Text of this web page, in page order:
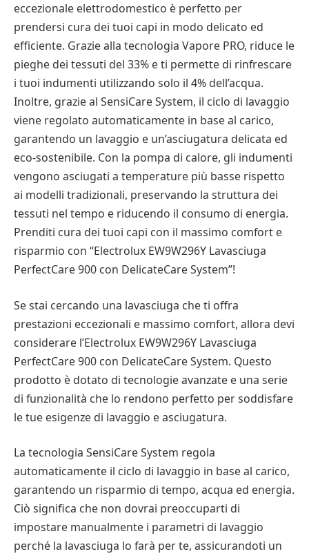
eccezionale elettrodomestico è perfetto per
prendersi cura dei tuoi capi in modo delicato ed
efficiente. Grazie alla tecnologia Vapore PRO, riduce le
pieghe dei tessuti del 33% e ti permette di rinfrescare
i tuoi indumenti utilizzando solo il 4% dell’acqua.
Inoltre, grazie al SensiCare System, il ciclo di lavaggio
viene regolato automaticamente in base al carico,
garantendo un lavaggio e un’asciugatura delicata ed
eco-sostenibile. Con la pompa di calore, gli indumenti
vengono asciugati a temperature più basse rispetto
ai modelli tradizionali, preservando la struttura dei
tessuti nel tempo e riducendo il consumo di energia.
Prenditi cura dei tuoi capi con il massimo comfort e
risparmio con “Electrolux EW9W296Y Lavasciuga
PerfectCare 900 con DelicateCare System”!
Se stai cercando una lavasciuga che ti offra
prestazioni eccezionali e massimo comfort, allora devi
considerare l’Electrolux EW9W296Y Lavasciuga
PerfectCare 900 con DelicateCare System. Questo
prodotto è dotato di tecnologie avanzate e una serie
di funzionalità che lo rendono perfetto per soddisfare
le tue esigenze di lavaggio e asciugatura.
La tecnologia SensiCare System regola
automaticamente il ciclo di lavaggio in base al carico,
garantendo un risparmio di tempo, acqua ed energia.
Ciò significa che non dovrai preoccuparti di
impostare manualmente i parametri di lavaggio
perché la lavasciuga lo farà per te, assicurandoti un